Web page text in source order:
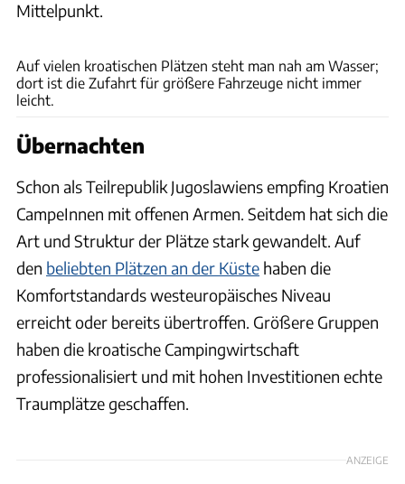
Mittelpunkt.
Auf vielen kroatischen Plätzen steht man nah am Wasser;
dort ist die Zufahrt für größere Fahrzeuge nicht immer
leicht.
Übernachten
Schon als Teilrepublik Jugoslawiens empfing Kroatien
CampeInnen mit offenen Armen. Seitdem hat sich die
Art und Struktur der Plätze stark gewandelt. Auf
den beliebten Plätzen an der Küste haben die
Komfortstandards westeuropäisches Niveau
erreicht oder bereits übertroffen. Größere Gruppen
haben die kroatische Campingwirtschaft
professionalisiert und mit hohen Investitionen echte
Traumplätze geschaffen.
ANZEIGE